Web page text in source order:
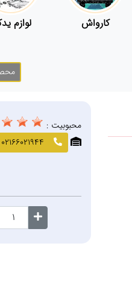
کارواش لوازم
محبوبیت :
02166021944